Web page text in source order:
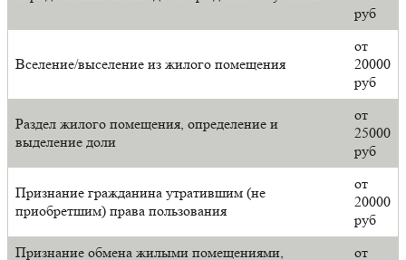
руб
Вселение/выселение из жилого помещения
от
20000
руб
Раздел жилого помещения, определение и
выделение доли
от
25000
руб
Признание гражданина утратившим (не
приобретшим) права пользования
от
20000
руб
Признание обмена жилыми помещениями,
от